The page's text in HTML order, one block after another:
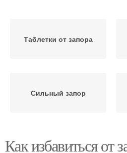
Таблетки от запора
Сильный запор
Как избавиться от